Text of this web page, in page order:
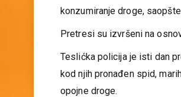
konzumiranje droge,
Pretresi su izvršeni na
Teslićka policija je isti dan
kod njih pronađen spid,
opojne droge.